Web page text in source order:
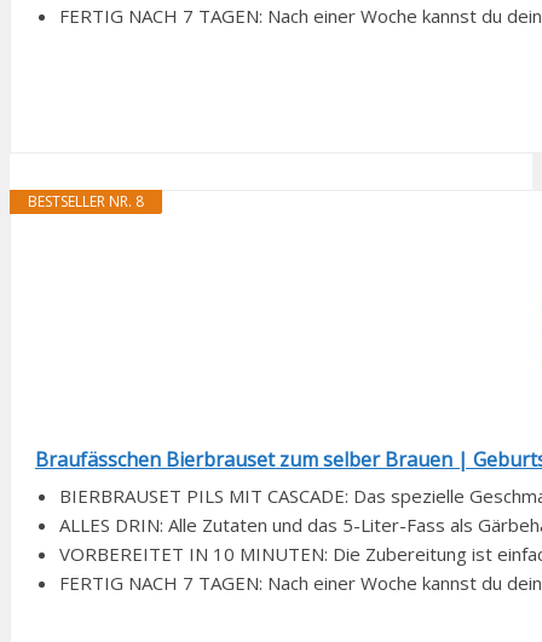
FERTIG NACH 7 TAGEN: Nach einer Woche kannst du
BESTSELLER NR. 8
Braufässchen Bierbrauset zum selber Brauen |
BIERBRAUSET PILS MIT CASCADE: Das spezielle
ALLES DRIN: Alle Zutaten und das 5-Liter-Fass als
VORBEREITET IN 10 MINUTEN: Die Zubereitung ist
FERTIG NACH 7 TAGEN: Nach einer Woche kannst du